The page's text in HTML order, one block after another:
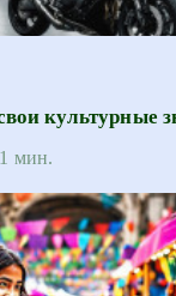
культурные
1 мин.